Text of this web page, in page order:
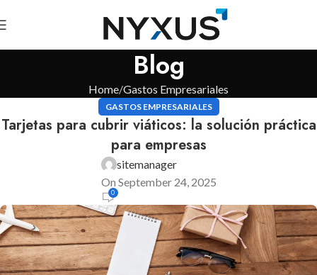
Blog
Home Gastos Empresariales
GASTOS EMPRESARIALES
Tarjetas para cubrir viáticos: la solución práctica
para empresas
sitemanager
On September 24, 2025
0